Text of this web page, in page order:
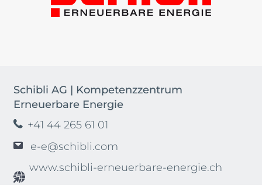
Schibli AG | Kompetenzzentrum
Erneuerbare Energie
+41 44 265 61 01
e-e@schibli.com
www.schibli-erneuerbare-energie.ch